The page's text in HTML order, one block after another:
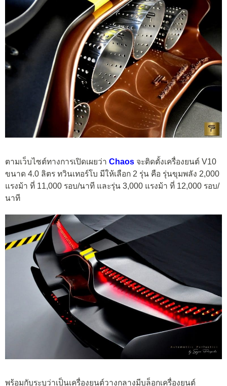
ตามเว็บไซต์ทางการเปิดเผยว่า Chaos จะติดตั้งเครื่องยนต์ V10
ขนาด 4.0 ลิตร ทวินเทอร์โบ มีให้เลือก 2 รุ่น คือ รุ่นขุมพลัง 2,000
แรงม้า ที่ 11,000 รอบ/นาที และรุ่น 3,000 แรงม้า ที่ 12,000 รอบ/
นาที
พร้อมกับระบุว่าเป็นเครื่องยนต์วางกลางมีบล็อกเครื่องยนต์